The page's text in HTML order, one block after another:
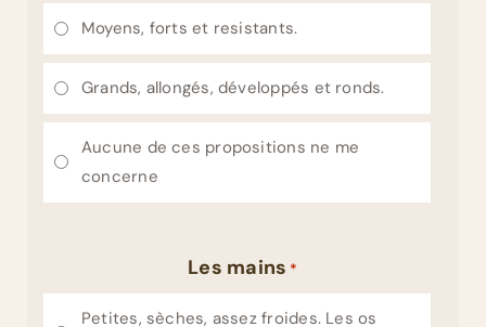
Moyens, forts et resistants.
Grands, allongés, développés et ronds.
Aucune de ces propositions ne me
concerne
Les mains *
Petites, sèches, assez froides. Les os